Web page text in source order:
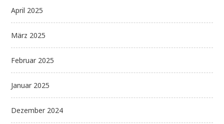
April 2025
März 2025
Februar 2025
Januar 2025
Dezember 2024